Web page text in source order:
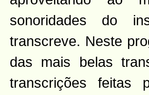
sonoridades do
transcreve. Neste
das mais belas
transcrições feitas